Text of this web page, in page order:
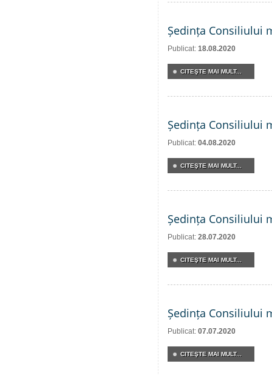
Ședința Consiliului
Publicat: 18.08.2020
CITEŞTE MAI MULT...
Ședința Consiliului
Publicat: 04.08.2020
CITEŞTE MAI MULT...
Ședința Consiliului
Publicat: 28.07.2020
CITEŞTE MAI MULT...
Ședința Consiliului
Publicat: 07.07.2020
CITEŞTE MAI MULT...